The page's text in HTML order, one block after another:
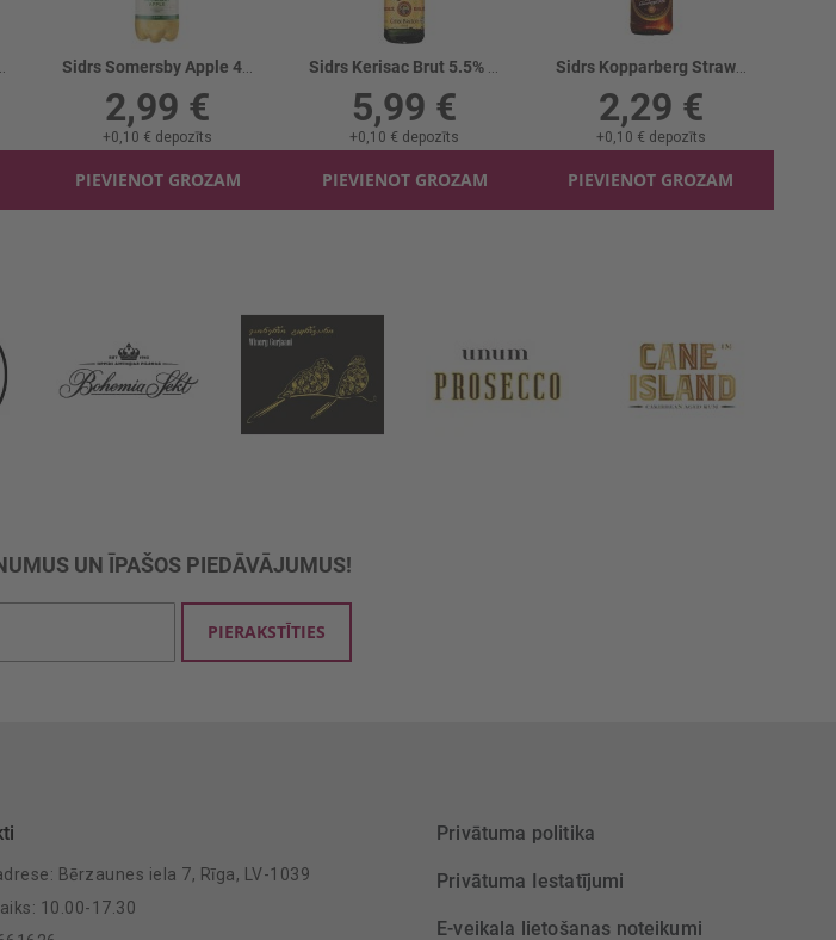
5% stikls Sidrs Somersby Apple 4.5% PET
2,99 €
+0,10 € depozīts
PIEVIENOT GROZAM
Sidrs Kerisac Brut 5.5% stikls
5,99 €
+0,10 € depozīts
PIEVIENOT GROZAM
Sidrs Kopparberg Strawb.&Lime 4.5%
2,29 €
+0,10 € depozīts
PIEVIENOT GROZAM
UN ĪPAŠOS PIEDĀVĀJUMUS!
PIERAKSTĪTIES
Bērzaunes iela 7, Rīga, LV-1039
10.00-17.30
Privātuma politika
Privātuma Iestatījumi
E-veikala lietošanas noteikumi